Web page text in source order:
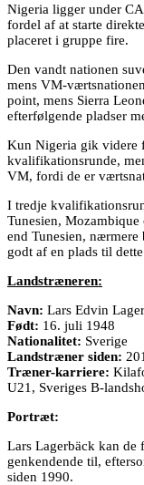
Nigeria ligger under
fordel af at starte
placeret i gruppe fire.
Den vandt nationen
mens VM-
point, mens Sierra
efterfølgende pladser
Kun Nigeria gik videre
kvalifikationsrunde,
VM, fordi de er
I tredje
Tunesien,
end Tunesien,
godt af en plads til
Landstræneren:
Navn: Lars Edvin
Født: 16. juli 1948
Nationalitet: Sverige
Landstræner siden:
Træner-karriere:
U21, Sveriges B-
Portræt:
Lars Lagerbäck kan de
genkendende til,
siden 1990.